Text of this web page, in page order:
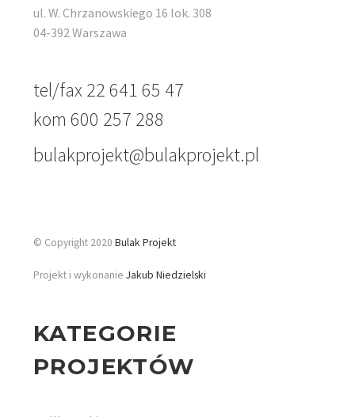
ul. W. Chrzanowskiego 16 lok. 308
04-392 Warszawa
tel/fax 22 641 65 47
kom 600 257 288
bulakprojekt@bulakprojekt.pl
© Copyright 2020 Bulak Projekt
Projekt i wykonanie Jakub Niedzielski
KATEGORIE
PROJEKTÓW